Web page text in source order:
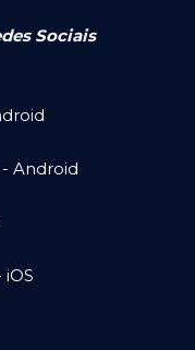
Sociais
Android